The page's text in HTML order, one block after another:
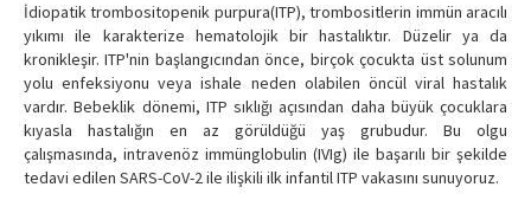
İdiopatik trombositopenik purpura(ITP), trombositlerin immün aracılı
yıkımı ile karakterize hematolojik bir hastalıktır. Düzelir ya da
kronikleşir. ITP'nin başlangıcından önce, birçok çocukta üst solunum
yolu enfeksiyonu veya ishale neden olabilen öncül viral hastalık
vardır. Bebeklik dönemi, ITP sıklığı açısından daha büyük çocuklara
kıyasla hastalığın en az görüldüğü yaş grubudur. Bu olgu
çalışmasında, intravenöz immünglobulin (IVIg) ile başarılı bir şekilde
tedavi edilen SARS-CoV-2 ile ilişkili ilk infantil ITP vakasını sunuyoruz.